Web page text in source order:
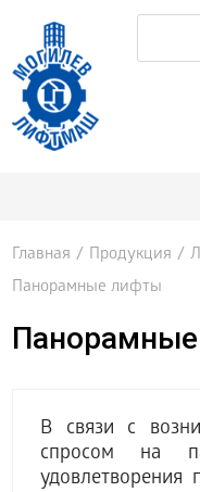
Главная / Продукция /
Панорамные лифты
В связи с
спросом на
удовлетворения